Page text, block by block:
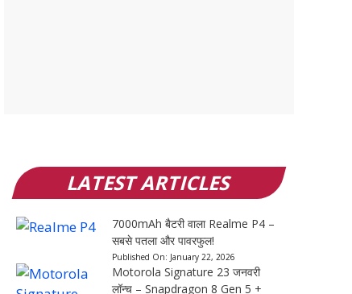
LATEST ARTICLES
7000mAh बैटरी वाला Realme P4 –
सबसे पतला और पावरफुल!
Published On: January 22, 2026
Motorola Signature 23 जनवरी
लॉन्च – Snapdragon 8 Gen 5 +